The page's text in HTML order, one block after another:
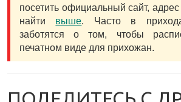
посетить официальный сайт,
найти выше. Часто в
заботятся о том, чтобы
печатном виде для прихожан.